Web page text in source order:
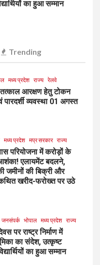
का हुआ सम्मान
Trending
मध्य प्रदेश राज्य रेलवे
आरक्षण हेतु टोकन
पारदर्शी व्यवस्था 01 अगस्त
मध्य प्रदेश मप्र सरकार राज्य
परियोजना में करोड़ों के
एलायमेंट बदलने,
जमीनों की बिक्री और
खरीद-फरोख्त पर उठे
जनसंपर्क भोपाल मध्य प्रदेश राज्य
पर राष्ट्र निर्माण में
का संदेश, उत्कृष्ट
का हुआ सम्मान